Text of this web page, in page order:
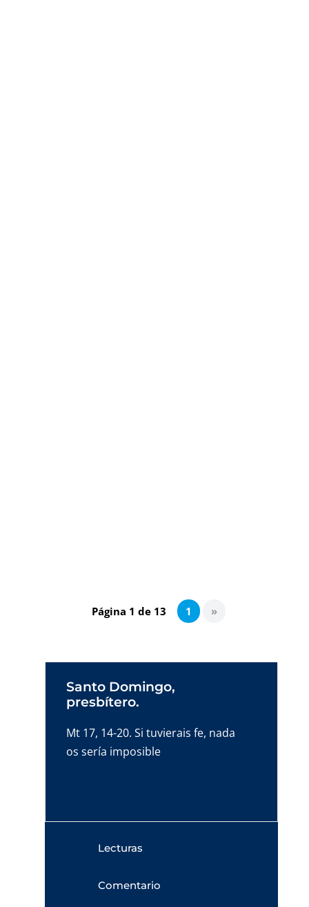
Página 1 de 13 1 »
Santo Domingo,
presbítero.
Mt 17, 14-20. Si tuvierais fe, nada
os sería imposible
Lecturas
Comentario